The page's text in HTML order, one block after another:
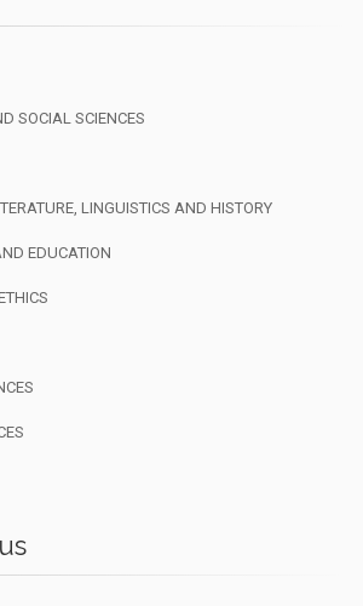
SOCIAL SCIENCES
LINGUISTICS AND HISTORY
EDUCATION